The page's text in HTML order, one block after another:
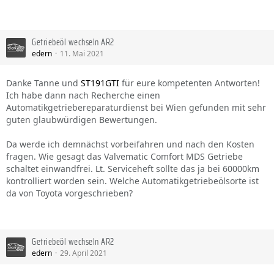
Getriebeöl wechseln AR2
edern 11. Mai 2021
Danke Tanne und ST191GTI für eure kompetenten Antworten!
Ich habe dann nach Recherche einen
Automatikgetriebereparaturdienst bei Wien gefunden mit sehr
guten glaubwürdigen Bewertungen.
Da werde ich demnächst vorbeifahren und nach den Kosten
fragen. Wie gesagt das Valvematic Comfort MDS Getriebe
schaltet einwandfrei. Lt. Serviceheft sollte das ja bei 60000km
kontrolliert worden sein. Welche Automatikgetriebeölsorte ist
da von Toyota vorgeschrieben?
Getriebeöl wechseln AR2
edern 29. April 2021